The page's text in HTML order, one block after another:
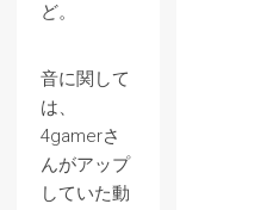
ど。
音に関して
は、
4gamerさ
んがアップ
していた動